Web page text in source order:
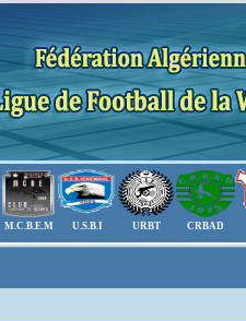
M.C.B.E.M U.S.B.I URBT CRBAD